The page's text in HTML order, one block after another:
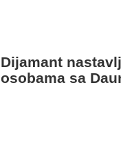
Dijamant
osobama sa